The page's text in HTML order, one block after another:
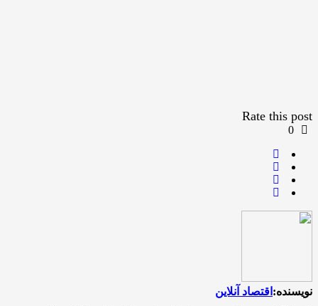
Rate this post
0
نویسنده: اقتصاد آنلاین